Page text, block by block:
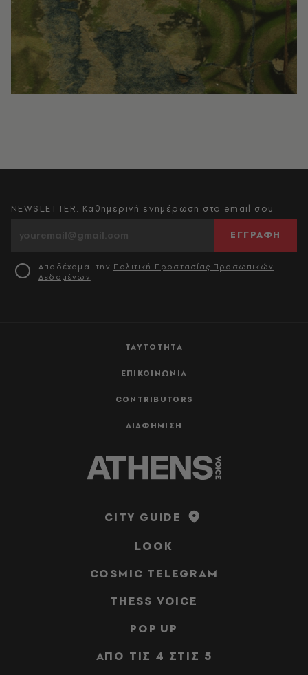
ΤΑΥΤΟΤΗΤΑ
ΕΠΙΚΟΙΝΩΝΙΑ
CONTRIBUTORS
ΔΙΑΦΗΜΙΣΗ
NEWSLETTER: Καθημερινή ενημέρωση στο email σου
ΕΓΓΡΑΦΗ
Αποδέχομαι την Πολιτική Προστασίας Προσωπικών
Δεδομένων
CITY GUIDE
LOOK
COSMIC TELEGRAM
THESS VOICE
POP UP
ΑΠΟ ΤΙΣ 4 ΣΤΙΣ 5